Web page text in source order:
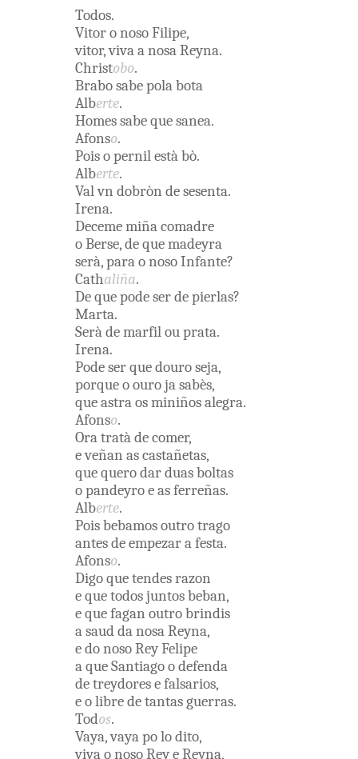
Todos.
VitoronosoFilipe,
vitor,vivaanosaReyna.
Christobo.
Brabosabepolabota
Alberte.
Homessabequesanea.
Afonso.
Poisopernilestàbò.
Alberte.
Valvn dobròn desesenta.
Irena.
Decememiñacomadre
oBerse,dequemadeyra
serà,paraonosoInfante?
Cathaliña.
Dequepodeserdepierlas?
Marta.
Seràdemarfilouprata.
Irena.
Podeserquedouroseja,
porqueoourojasabès,
queastraosminiñosalegra.
Afonso.
Oratratàdecomer,
eveñan ascastañetas,
quequerodarduasboltas
opandeyroeasferreñas.
Alberte.
Poisbebamosoutrotrago
antesdeempezarafesta.
Afonso.
Digoquetendesrazon
equetodosjuntosbeban,
equefagan outrobrindis
asauddanosaReyna,
edonosoReyFelipe
aqueSantiagoodefenda
detreydoresefalsarios,
eolibredetantasguerras.
Todos.
Vaya,vayapo lodito,
vivaonosoReyeReyna,